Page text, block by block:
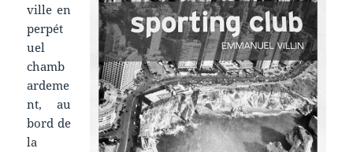
ville en
perpét
uel
chamb
ardeme
nt, au
bord de
la